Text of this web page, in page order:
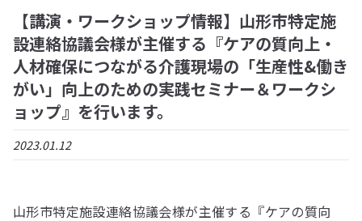
content【講演・ワークショップ情報】⼭形市特定施
設連絡協議会様が主催する『ケアの質向上・
人材確保につながる介護現場の「生産性&働き
がい」向上のための実践セミナー＆ワークシ
ョップ』を行います。
2023.01.12
⼭形市特定施設連絡協議会様が主催する『ケアの質向